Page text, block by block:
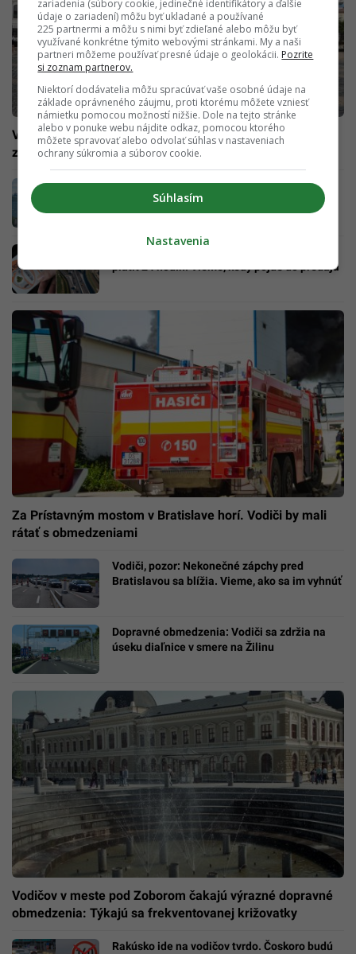
Významné obmedzenia v Bratislave: Zajtra Slovensko
zažije inauguráciu Petra Pellegriniho
Uzávera mostu SNP: Bratislavu čakajú
výrazné dopravné obmedzenia. Centrum
mesta vyťaží veľkolepý festival
platiť 24 hodín. Vieme, kedy pôjde do predaja
Za Prístavným mostom v Bratislave horí. Vodiči by mali
rátať s obmedzeniami
Vodiči, pozor: Nekonečné zápchy pred
Bratislavou sa blížia. Vieme, ako sa im vyhnúť
Dopravné obmedzenia: Vodiči sa zdržia na
úseku diaľnice v smere na Žilinu
Vodičov v meste pod Zoborom čakajú výrazné dopravné
obmedzenia: Týkajú sa frekventovanej križovatky
Rakúsko ide na vodičov tvrdo. Čoskoro budú
zariadenia (súbory cookie, jedinečné identifikátory a ďalšie
údaje o zariadení) môžu byť ukladané a používané
225 partnermi a môžu s nimi byť zdieľané alebo môžu byť
využívané konkrétne týmito webovými stránkami. My a naši
partneri môžeme používať presné údaje o geolokácii. Pozrite
si zoznam partnerov.
Niektorí dodávatelia môžu spracúvať vaše osobné údaje na
základe oprávneného záujmu, proti ktorému môžete vzniesť
námietku pomocou možností nižšie. Dole na tejto stránke
alebo v ponuke webu nájdite odkaz, pomocou ktorého
môžete spravovať alebo odvolať súhlas v nastaveniach
ochrany súkromia a súborov cookie.
Súhlasím
Nastavenia